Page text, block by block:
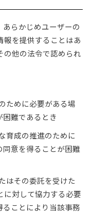
らかじめユーザーの
報を提供することはあ
の他の法令で認められ
ために必要がある場
難であるとき
育成の推進のために
意を得ることが困難
はその委託を受けた
に対して協力する必要
ことにより当該事務